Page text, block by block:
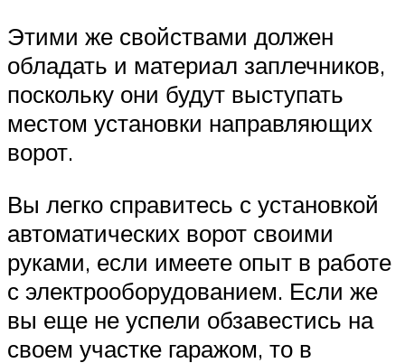
Этими же свойствами должен
обладать и материал заплечников,
поскольку они будут выступать
местом установки направляющих
ворот.
Вы легко справитесь с установкой
автоматических ворот своими
руками, если имеете опыт в работе
с электрооборудованием. Если же
вы еще не успели обзавестись на
своем участке гаражом, то в